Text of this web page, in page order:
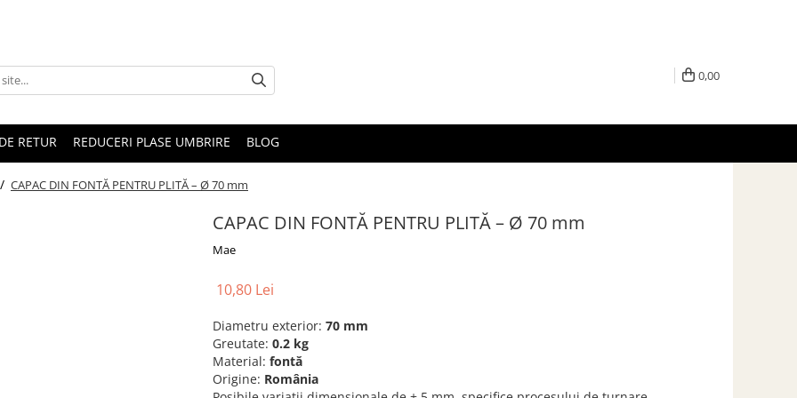
0,00
RETUR REDUCERI PLASE UMBRIRE BLOG
CAPAC DIN FONTĂ PENTRU PLITĂ – Ø 70 mm
CAPAC DIN FONTĂ PENTRU PLITĂ – Ø 70 mm
Mae
10,80 Lei
Diametru exterior: 70 mm
Greutate: 0.2 kg
Material: fontă
Origine: România